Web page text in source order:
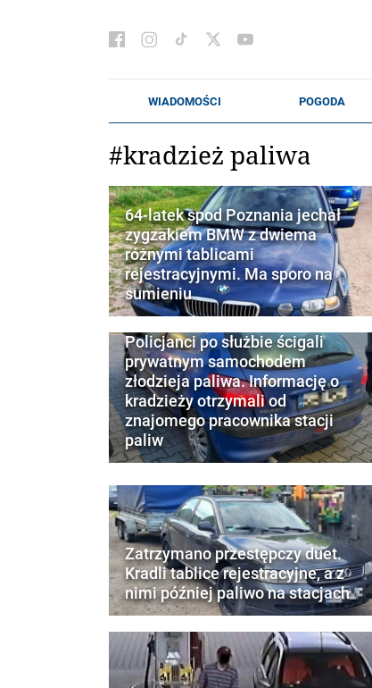
#kradzież paliwa
64-latek spod Poznania jechał
zygzakiem BMW z dwiema
różnymi tablicami
rejestracyjnymi. Ma sporo na
sumieniu
Policjanci po służbie ścigali
prywatnym samochodem
złodzieja paliwa. Informację o
kradzieży otrzymali od
znajomego pracownika stacji
paliw
Zatrzymano przestępczy duet.
Kradli tablice rejestracyjne, a z
nimi później paliwo na stacjach